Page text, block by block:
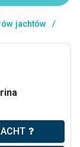
jachtów
/